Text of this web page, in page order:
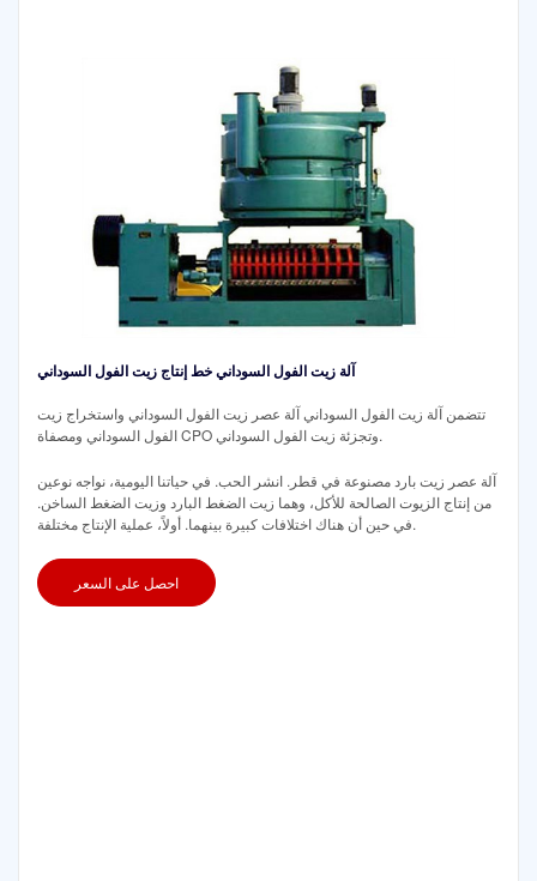
آلة زيت الفول السوداني خط إنتاج زيت الفول السوداني
تتضمن آلة زيت الفول السوداني آلة عصر زيت الفول السوداني واستخراج زيت
الفول السوداني ومصفاة CPO وتجزئة زيت الفول السوداني.
آلة عصر زيت بارد مصنوعة في قطر. انشر الحب. في حياتنا اليومية، نواجه نوعين
من إنتاج الزيوت الصالحة للأكل، وهما زيت الضغط البارد وزيت الضغط الساخن.
في حين أن هناك اختلافات كبيرة بينهما. أولاً، عملية الإنتاج مختلفة.
احصل على السعر